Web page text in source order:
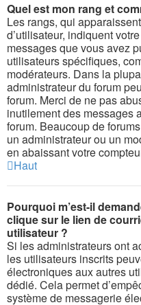
Quel est mon rang et
Les rangs, qui
d’utilisateur, indiquent
messages que vous avez
utilisateurs spécifiques,
modérateurs. Dans la
administrateur du forum
forum. Merci de ne pas
inutilement des messages
forum. Beaucoup de
un administrateur ou un
en abaissant votre
Haut
Pourquoi m’est-il
clique sur le lien de
utilisateur ?
Si les administrateurs ont
les utilisateurs inscrits
électroniques aux autres
dédié. Cela permet
système de messagerie